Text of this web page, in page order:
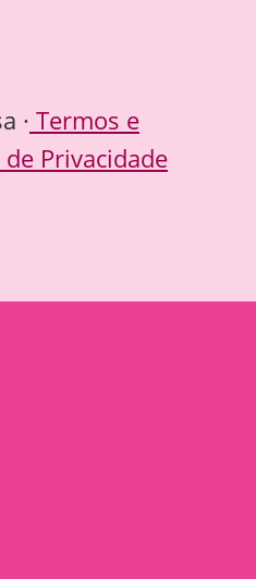
· Termos e
Privacidade